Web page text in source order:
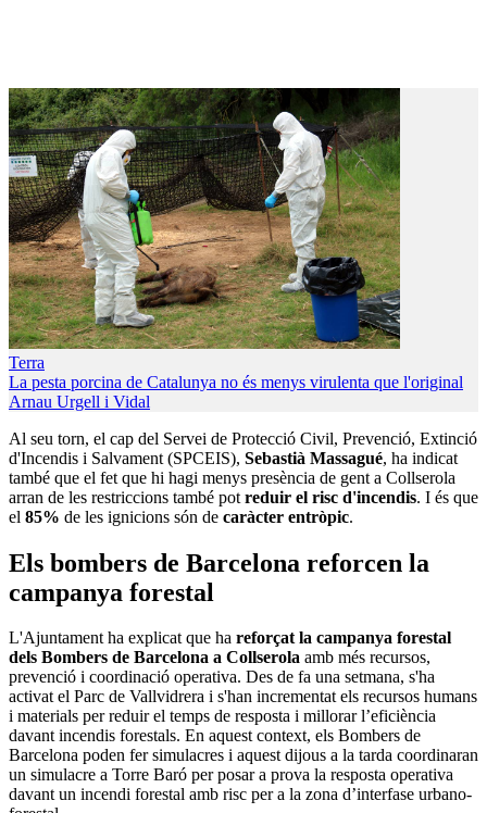
Terra
La pesta porcina de Catalunya no és menys virulenta que l'original
Arnau Urgell i Vidal
Al seu torn, el cap del Servei de Protecció Civil, Prevenció, Extinció
d'Incendis i Salvament (SPCEIS), Sebastià Massagué, ha indicat
també que el fet que hi hagi menys presència de gent a Collserola
arran de les restriccions també pot reduir el risc d'incendis. I és que
el 85% de les ignicions són de caràcter entròpic.
Els bombers de Barcelona reforcen la
campanya forestal
L'Ajuntament ha explicat que ha reforçat la campanya forestal
dels Bombers de Barcelona a Collserola amb més recursos,
prevenció i coordinació operativa. Des de fa una setmana, s'ha
activat el Parc de Vallvidrera i s'han incrementat els recursos humans
i materials per reduir el temps de resposta i millorar l’eficiència
davant incendis forestals. En aquest context, els Bombers de
Barcelona poden fer simulacres i aquest dijous a la tarda coordinaran
un simulacre a Torre Baró per posar a prova la resposta operativa
davant un incendi forestal amb risc per a la zona d’interfase urbano-